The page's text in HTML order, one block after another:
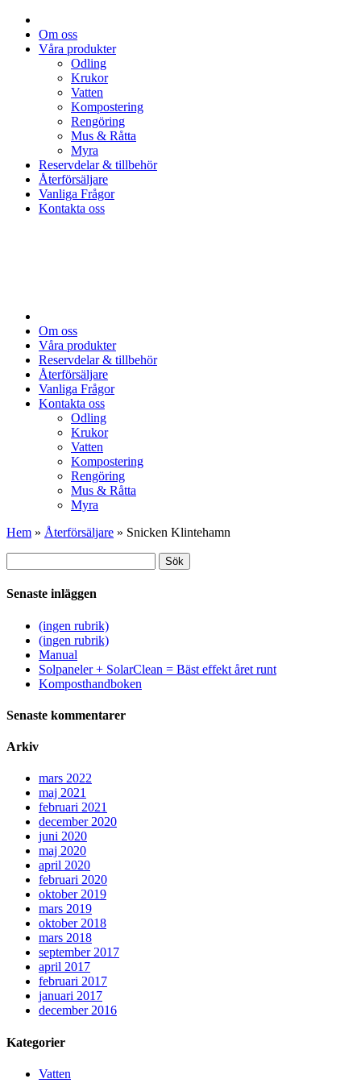
Om oss
Våra produkter
Odling
Krukor
Vatten
Kompostering
Rengöring
Mus & Råtta
Myra
Reservdelar & tillbehör
Återförsäljare
Vanliga Frågor
Kontakta oss
Om oss
Våra produkter
Reservdelar & tillbehör
Återförsäljare
Vanliga Frågor
Kontakta oss
Odling
Krukor
Vatten
Kompostering
Rengöring
Mus & Råtta
Myra
Hem » Återförsäljare » Snicken Klintehamn
efter:
Sök
Senaste inläggen
(ingen rubrik)
(ingen rubrik)
Manual
Solpaneler + SolarClean = Bäst effekt året runt
Komposthandboken
Senaste kommentarer
Arkiv
mars 2022
maj 2021
februari 2021
december 2020
juni 2020
maj 2020
april 2020
februari 2020
oktober 2019
mars 2019
oktober 2018
mars 2018
september 2017
april 2017
februari 2017
januari 2017
december 2016
Kategorier
Vatten